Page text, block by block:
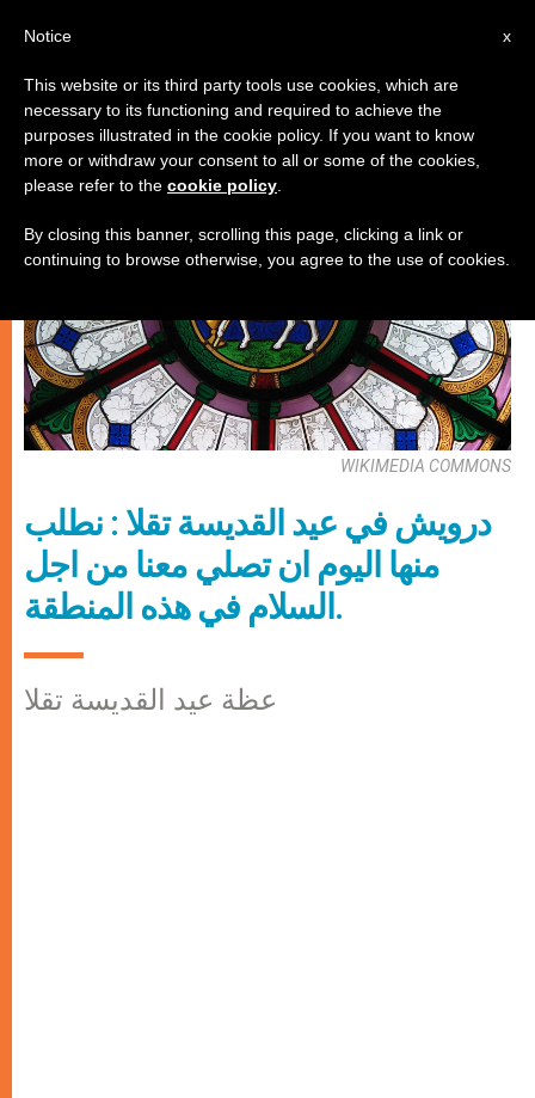
كنيسة محليّة
WIKIMEDIA COMMONS
درويش في عيد القديسة تقلا : نطلب
منها اليوم ان تصلي معنا من اجل
السلام في هذه المنطقة.
عظة عيد القديسة تقلا
x
Notice
This website or its third party tools use cookies, which are
necessary to its functioning and required to achieve the
purposes illustrated in the cookie policy. If you want to know
more or withdraw your consent to all or some of the cookies,
please refer to the cookie policy
By closing this banner, scrolling this page, clicking a link or
continuing to browse otherwise, you agree to the use of cookies.